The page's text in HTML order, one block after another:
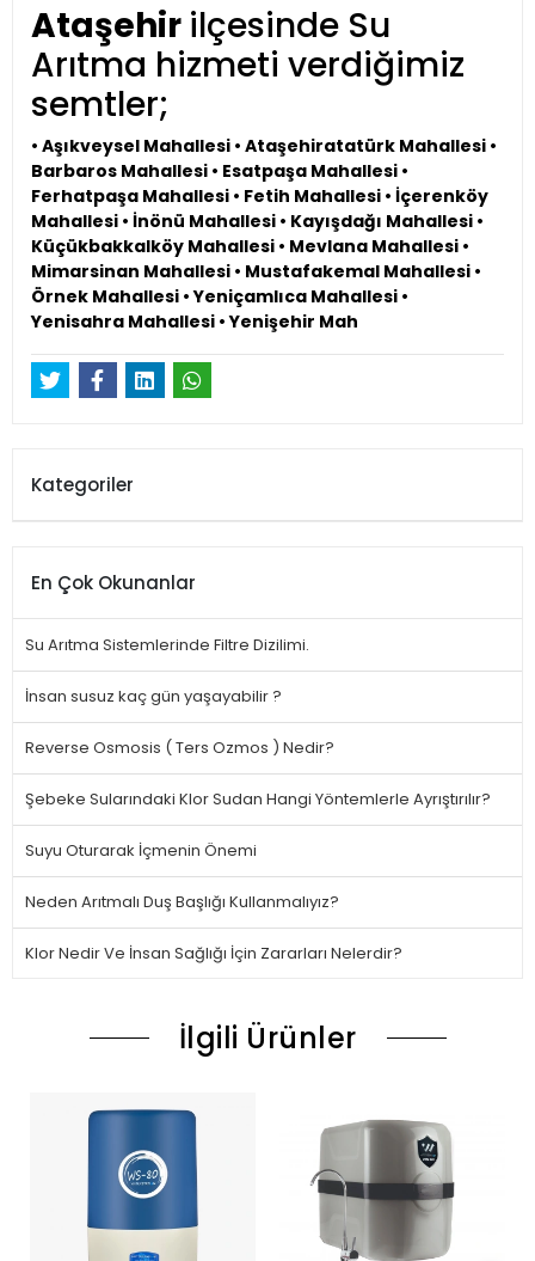
Ataşehir ilçesinde Su
Arıtma hizmeti verdiğimiz
semtler;
• Aşıkveysel Mahallesi • Ataşehiratatürk Mahallesi •
Barbaros Mahallesi • Esatpaşa Mahallesi •
Ferhatpaşa Mahallesi • Fetih Mahallesi • İçerenköy
Mahallesi • İnönü Mahallesi • Kayışdağı Mahallesi •
Küçükbakkalköy Mahallesi • Mevlana Mahallesi •
Mimarsinan Mahallesi • Mustafakemal Mahallesi •
Örnek Mahallesi • Yeniçamlıca Mahallesi •
Yenisahra Mahallesi • Yenişehir Mah
Kategoriler
En Çok Okunanlar
Su Arıtma Sistemlerinde Filtre Dizilimi.
İnsan susuz kaç gün yaşayabilir ?
Reverse Osmosis ( Ters Ozmos ) Nedir?
Şebeke Sularındaki Klor Sudan Hangi Yöntemlerle Ayrıştırılır?
Suyu Oturarak İçmenin Önemi
Neden Arıtmalı Duş Başlığı Kullanmalıyız?
Klor Nedir Ve İnsan Sağlığı İçin Zararları Nelerdir?
İlgili Ürünler